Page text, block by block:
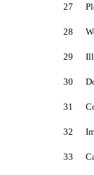
27
28
29 Ill
30
31
32
33